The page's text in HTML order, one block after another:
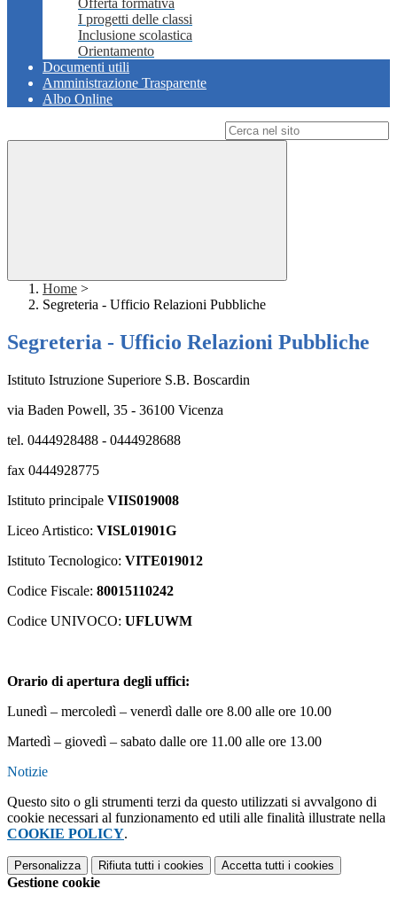
Offerta formativa
I progetti delle classi
Inclusione scolastica
Orientamento
Documenti utili
Amministrazione Trasparente
Albo Online
Home >
Segreteria - Ufficio Relazioni Pubbliche
Segreteria - Ufficio Relazioni Pubbliche
Istituto Istruzione Superiore S.B. Boscardin
via Baden Powell, 35 - 36100 Vicenza
tel. 0444928488 - 0444928688
fax 0444928775
Istituto principale VIIS019008
Liceo Artistico: VISL01901G
Istituto Tecnologico: VITE019012
Codice Fiscale: 80015110242
Codice UNIVOCO: UFLUWM
Orario di apertura degli uffici:
Lunedì – mercoledì – venerdì dalle ore 8.00 alle ore 10.00
Martedì – giovedì – sabato dalle ore 11.00 alle ore 13.00
Notizie
Questo sito o gli strumenti terzi da questo utilizzati si avvalgono di
cookie necessari al funzionamento ed utili alle finalità illustrate nella
COOKIE POLICY.
Personalizza Rifiuta tutti i cookies Accetta tutti i cookies
Gestione cookie